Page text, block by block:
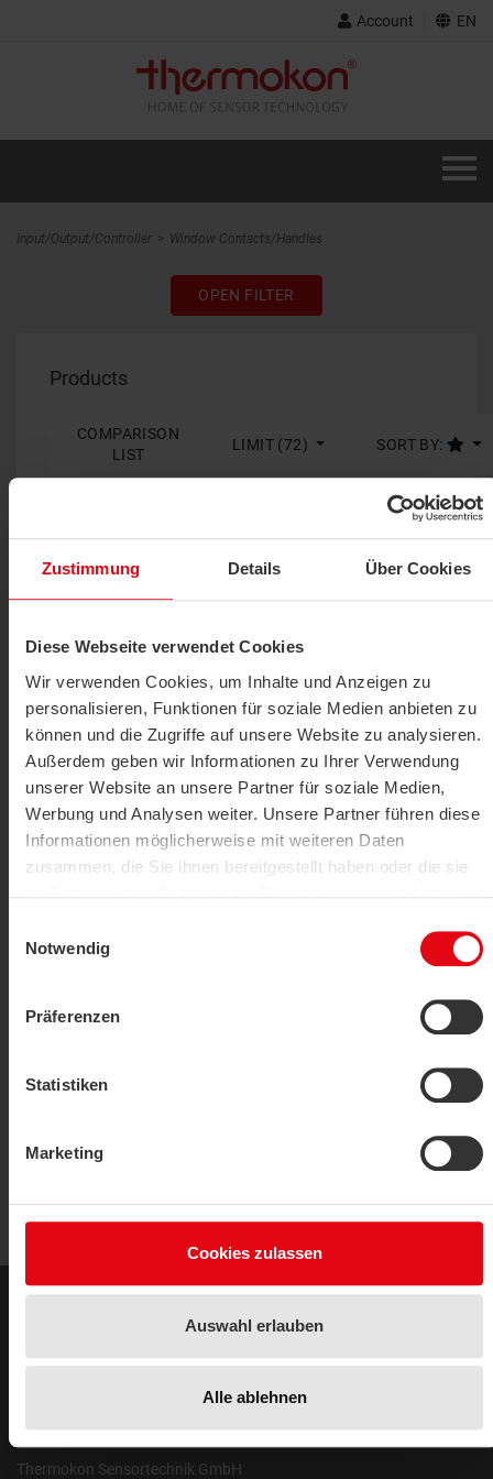
Zustimmung Details Über Cookies
Diese Webseite verwendet Cookies
Wir verwenden Cookies, um Inhalte und Anzeigen zu
personalisieren, Funktionen für soziale Medien anbieten zu
können und die Zugriffe auf unsere Website zu analysieren.
Außerdem geben wir Informationen zu Ihrer Verwendung
unserer Website an unsere Partner für soziale Medien,
Werbung und Analysen weiter. Unsere Partner führen diese
Informationen möglicherweise mit weiteren Daten
zusammen, die Sie ihnen bereitgestellt haben oder die sie
Datenschutzerklärung
Notwendig
Präferenzen
Statistiken
Marketing
Cookies zulassen
Auswahl erlauben
Alle ablehnen
Account EN
Input/Output/Controller Window Contacts/Handles
OPEN FILTER
Products
COMPARISON
LIST
LIMIT (72) SORT BY:
Window contact
SRG02
SHOW PRODUCT
Window contact
Legal Notice
Address
Thermokon Sensortechnik GmbH